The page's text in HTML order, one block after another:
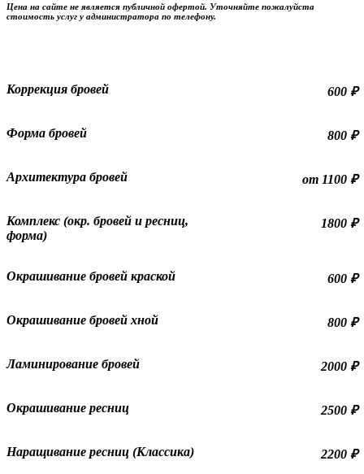
Цена на сайте не является публичной офертой. Уточняйте пожалуйста
стоимость услуг у администратора по телефону.
Коррекция бровей 600 ₽
Форма бровей 800 ₽
Архитектура бровей от 1100 ₽
Комплекс (окр. бровей и ресниц,
форма)
1800 ₽
Окрашивание бровей краской 600 ₽
Окрашивание бровей хной 800 ₽
Ламинирование бровей 2000 ₽
Окрашивание ресниц 2500 ₽
Наращивание ресниц (Классика) 2200 ₽